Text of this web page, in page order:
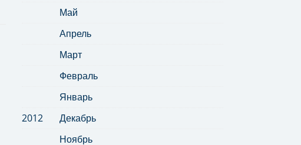
Май
Апрель
Март
Февраль
Январь
2012
Декабрь
Ноябрь